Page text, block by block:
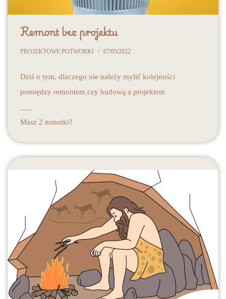
Remont bez projektu
PROJEKTOWE POTWORKI 07/03/2022
Dziś o tym, dlaczego nie należy mylić kolejności
pomiędzy remontem czy budową a projektem
Masz 2 minutki?